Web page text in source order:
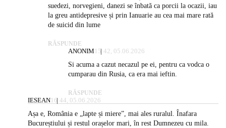
suedezi, norvegieni, danezi se înbată ca porcii la ocazii, iau
la greu antidepresive și prin Ianuarie au cea mai mare rată
de suicid din lume
RĂSPUNDE
ANONIM 15:42, 05.06.2026
Si acuma a cazut necazul pe ei, pentru ca vodca o
cumparau din Rusia, ca era mai ieftin.
RĂSPUNDE
IESEAN16:44, 05.06.2026
Așa e, România e „lapte și miere”, mai ales ruralul. Înafara
Bucureștiului și restul orașelor mari, în rest Dumnezeu cu mila.